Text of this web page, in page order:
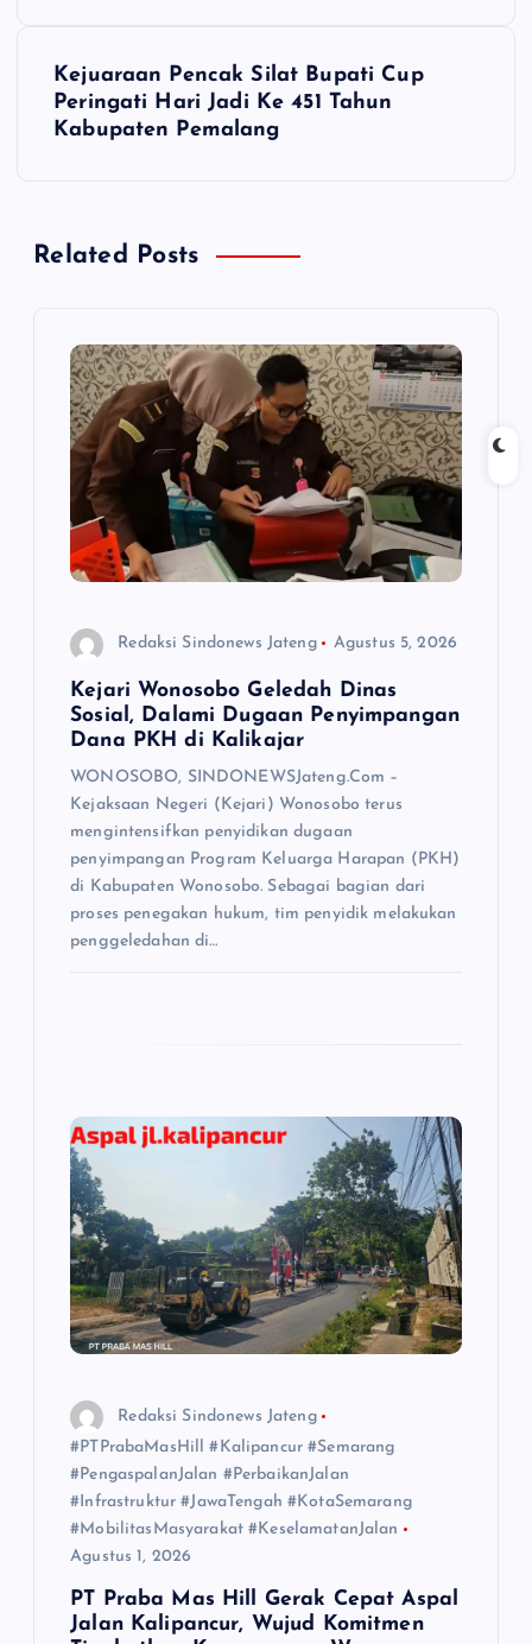
s
Kejuaraan Pencak Silat Bupati Cup
Peringati Hari Jadi Ke 451 Tahun
Kabupaten Pemalang
Related Posts
Redaksi Sindonews Jateng Agustus 5, 2026
Kejari Wonosobo Geledah Dinas
Sosial, Dalami Dugaan Penyimpangan
Dana PKH di Kalikajar
WONOSOBO, SINDONEWSJateng.Com –
Kejaksaan Negeri (Kejari) Wonosobo terus
mengintensifkan penyidikan dugaan
penyimpangan Program Keluarga Harapan (PKH)
di Kabupaten Wonosobo. Sebagai bagian dari
proses penegakan hukum, tim penyidik melakukan
penggeledahan di…
Redaksi Sindonews Jateng
#PTPrabaMasHill #Kalipancur #Semarang
#PengaspalanJalan #PerbaikanJalan
#Infrastruktur #JawaTengah #KotaSemarang
#MobilitasMasyarakat #KeselamatanJalan
Agustus 1, 2026
PT Praba Mas Hill Gerak Cepat Aspal
Jalan Kalipancur, Wujud Komitmen